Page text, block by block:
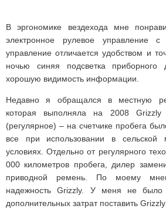
В эргономике вездехода мне
электронное рулевое управление с
управление отличается удобством и
ночью синяя подсветка приборного
хорошую видимость информации.
Недавно я обращался в местную
которая выполняла на 2008 Grizzly
(регулярное) – на счетчике пробега
все при использовании в сельской
условиях. Отдельно от регулярного
000 километров пробега, дилер
приводной ремень. По моему
надежность Grizzly. У меня не было
дополнительных затрат поставить Grizzly